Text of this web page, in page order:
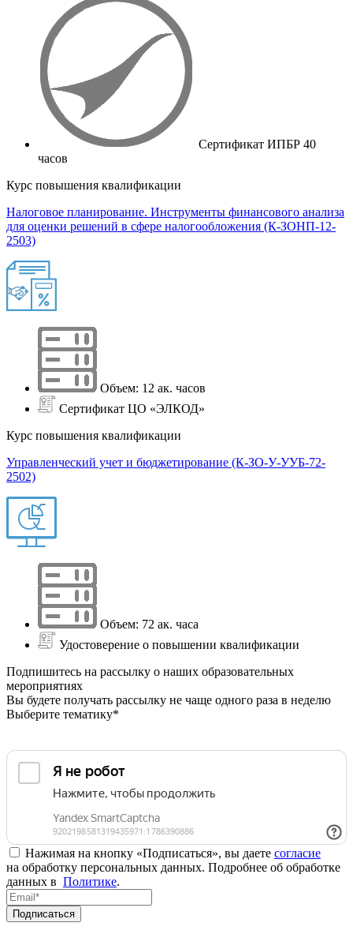
Сертификат ИПБР 40
часов
Курс повышения квалификации
Налоговое планирование. Инструменты финансового анализа
для оценки решений в сфере налогообложения (К-ЗОНП-12-
2503)
Объем: 12 ак. часов
Сертификат ЦО «ЭЛКОД»
Курс повышения квалификации
Управленческий учет и бюджетирование (К-ЗО-У-УУБ-72-
2502)
Объем: 72 ак. часа
Удостоверение о повышении квалификации
Подпишитесь на рассылку о наших образовательных
мероприятиях
Вы будете получать рассылку не чаще одного раза в неделю
Выберите тематику*
Нажимая на кнопку «Подписаться», вы даете согласие
на обработку персональных данных. Подробнее об обработке
данных в Политике.
Подписаться